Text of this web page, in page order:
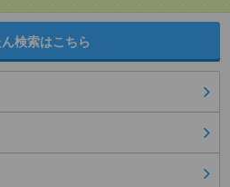
検索はこちら